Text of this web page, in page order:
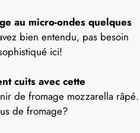
au micro-ondes quelques
bien entendu, pas besoin
ici!
cuits avec cette
de fromage mozzarella râpé.
de fromage?